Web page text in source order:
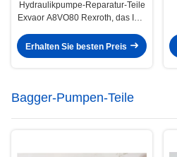
Hydraulikpumpe-Reparatur-Teile
Exvaor A8VO80 Rexroth, das ISO
Erhalten Sie besten Preis
Bagger-Pumpen-Teile